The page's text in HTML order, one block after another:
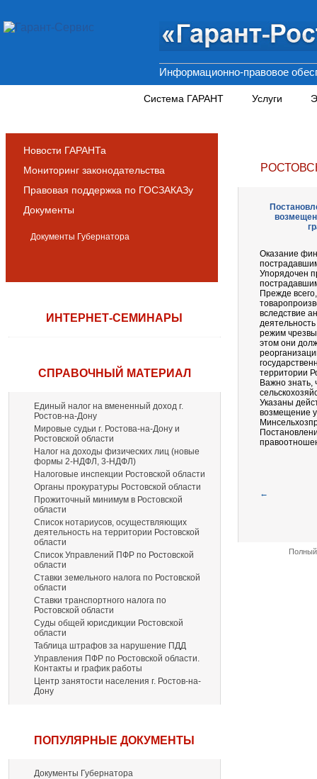
Информационно-правовое
Система ГАРАНТ Услуги
Новости ГАРАНТа
Мониторинг законодательства
Правовая поддержка по ГОСЗАКАЗу
Документы
Документы Губернатора
ИНТЕРНЕТ-СЕМИНАРЫ
СПРАВОЧНЫЙ МАТЕРИАЛ
Единый налог на вмененный доход г.
Ростов-на-Дону
Мировые судьи г. Ростова-на-Дону и
Ростовской области
Налог на доходы физических лиц (новые
формы 2-НДФЛ, 3-НДФЛ)
Налоговые инспекции Ростовской области
Органы прокуратуры Ростовской области
Прожиточный минимум в Ростовской
области
Список нотариусов, осуществляющих
деятельность на территории Ростовской
области
Список Управлений ПФР по Ростовской
области
Ставки земельного налога по Ростовской
области
Ставки транспортного налога по
Ростовской области
Суды общей юрисдикции Ростовской
области
Таблица штрафов за нарушение ПДД
Управления ПФР по Ростовской области.
Контакты и график работы
Центр занятости населения г. Ростов-на-
Дону
ПОПУЛЯРНЫЕ ДОКУМЕНТЫ
Документы Губернатора
Оказание
Упорядочен
Прежде
вследствие
режим
этом они
территории
Важно знать,
Указаны
возмещение
←